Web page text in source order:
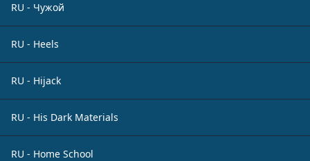
RU - Чужой
RU - Heels
RU - Hijack
RU - His Dark Materials
RU - Home School